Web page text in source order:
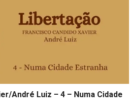
André Luiz – 4 – Numa Cidade